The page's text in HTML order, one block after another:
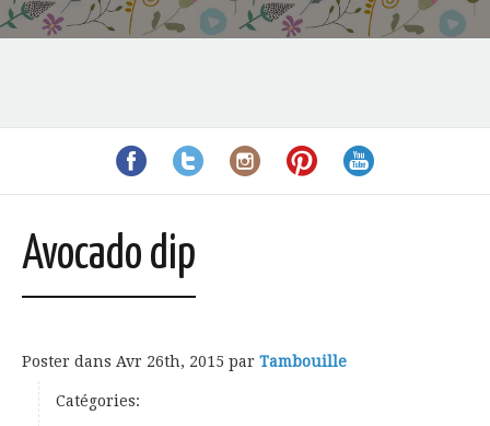
Avocado dip
Poster dans Avr 26th, 2015 par Tambouille
Catégories: